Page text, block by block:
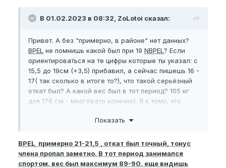
В 01.02.2023 в 08:32, ZoLotoi сказал:
Привет. А без "примерно, в районе" нет данных?
BPEL не помнишь какой был при 19 NBPEL ? Если
ориентироваться на те цифры которые ты указал: с
15,5 до 19см (+3,5) прибавил, а сейчас пишешь 16 -
17( так сколько в итоге то?), что такой серьёзный
откат был? А какой вес был в тот период? 105 кг
для 176 см - многовато конечно). Я к тому, что
У меня самого вес сейчас 92кг при 180см и 1
вес у меня 82-84 кг. Так что похудение, возможно,
даст тебе утраченные сантиметры.
Показать
BPEL примерно 21-21,5 , откат был точный, тонус
члена пропал заметно. В тот период занимался
спортом. вес был максимум 89-90. еще видишь